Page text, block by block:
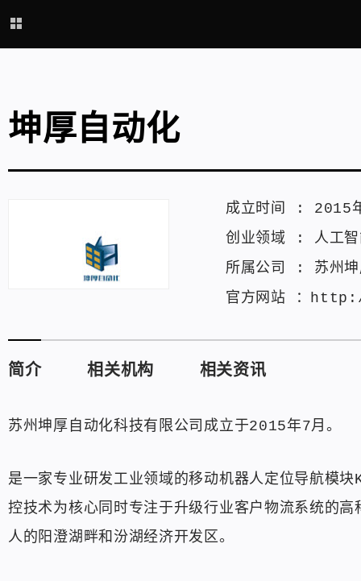
坤厚自动化
成立时间 : 2015
创业领域 : 人工
所属公司 : 苏州
官方网站 ：
简介 相关机构 相关资讯
苏州坤厚自动化科技有限公司成立于2015年7月。
是一家专业研发工业领域的移动机器人定位导航
控技术为核心同时专注于升级行业客户物流系统的
人的阳澄湖畔和汾湖经济开发区。